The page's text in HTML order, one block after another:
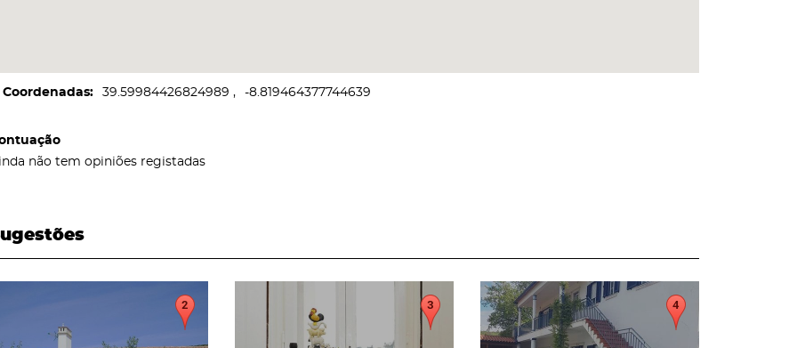
Coordenadas 39.59984426824989 -8.819464377744639
não tem opiniões registadas
page